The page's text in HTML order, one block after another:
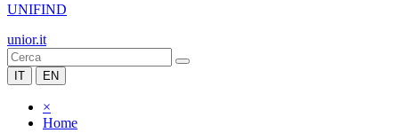
UNIFIND
unior.it
IT EN
×
Home